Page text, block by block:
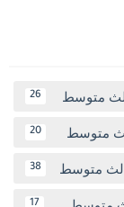
متوسط 26
متوسط 20
متوسط 38
17